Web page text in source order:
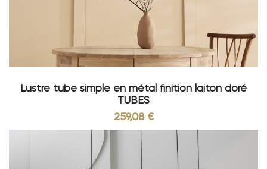
Lustre tube simple en métal finition laiton doré
TUBES
259,08 €